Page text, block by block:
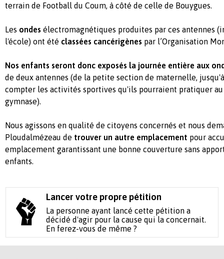
terrain de Football du Coum, à côté de celle de Bouygues.
Les ondes électromagnétiques produites par ces antennes
l'école) ont été classées cancérigènes par l’Organisation
Nos enfants seront donc exposés la journée entière aux
de deux antennes (de la petite section de maternelle,
compter les activités sportives qu'ils pourraient pratiquer au
gymnase).
Nous agissons en qualité de citoyens concernés et nous
Ploudalmézeau de trouver un autre emplacement pour
emplacement garantissant une bonne couverture sans
enfants.
Lancer votre propre pétition
La personne ayant lancé cette pétition a
décidé d'agir pour la cause qui la concernait.
En ferez-vous de même ?